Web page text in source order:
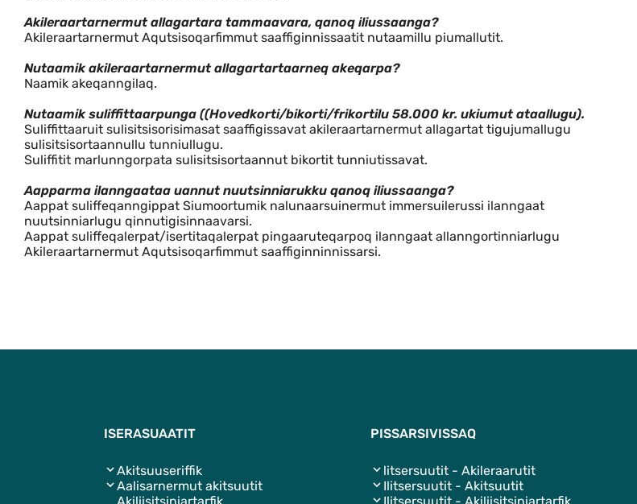
Akileraartarnermut allagartara tammaavara, qanoq iliussaanga?
Akileraartarnermut Aqutsisoqarfimmut saaffiginnissaatit nutaamillu piumallutit.
Nutaamik akileraartarnermut allagartartaarneq akeqarpa?
Naamik akeqanngilaq.
Nutaamik suliffittaarpunga ((Hovedkorti/bikorti/frikortilu 58.000 kr. ukiumut ataallugu).
Suliffittaaruit sulisitsisorisimasat saaffigissavat akileraartarnermut allagartat tigujumallugu
sulisitsisortaannullu tunniullugu.
Suliffitit marlunngorpata sulisitsisortaannut bikortit tunniutissavat.
Aapparma ilanngaataa uannut nuutsinniarukku qanoq iliussaanga?
Aappat suliffeqanngippat Siumoortumik nalunaarsuinermut immersuilerussi ilanngaat
nuutsinniarlugu qinnutigisinnaavarsi.
Aappat suliffeqalerpat/isertitaqalerpat pingaaruteqarpoq ilanngaat allanngortinniarlugu
Akileraartarnermut Aqutsisoqarfimmut saaffiginninnissarsi.
ISERASUAATIT
Akitsuuseriffik
Aalisarnermut akitsuutit
PISSARSIVISSAQ
litsersuutit - Akileraarutit
Ilitsersuutit - Akitsuutit